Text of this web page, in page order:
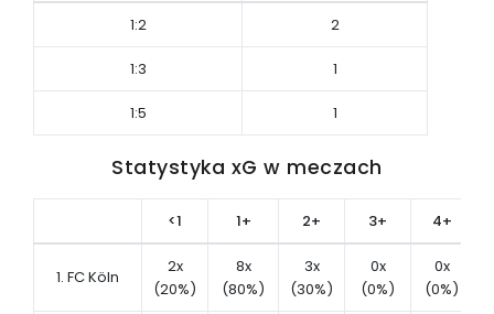
1:2 2
1:3 1
1:5 1
Statystyka xG w meczach
<1 1+ 2+ 3+ 4+
1. FC Köln
2x
(20%)
8x
(80%)
3x
(30%)
0x
(0%)
0x
(0%)